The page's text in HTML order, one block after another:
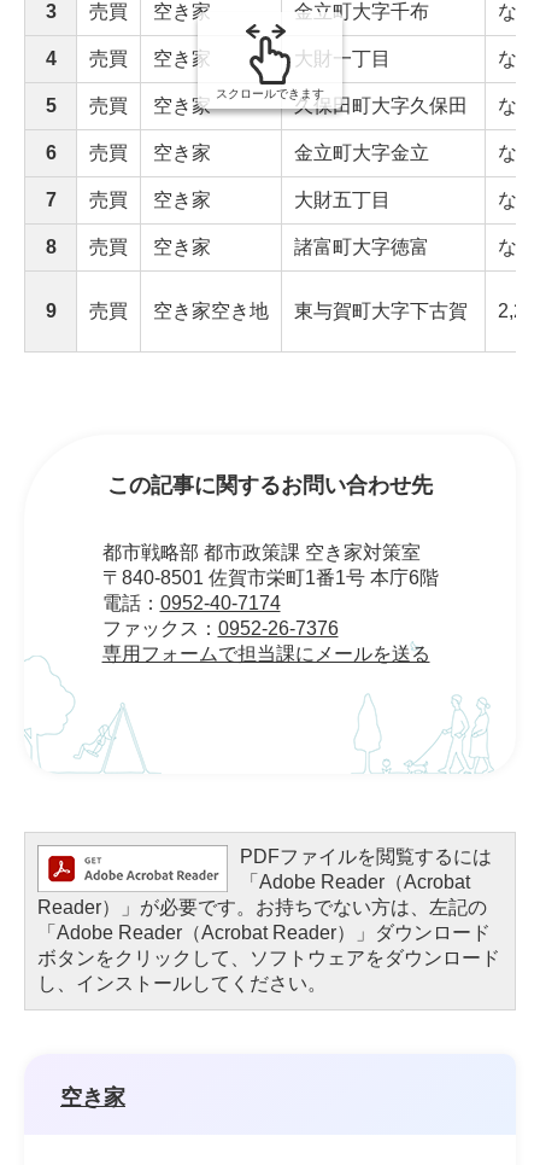
3 売買 空き家 金立町大字千布 なし
4 売買 空き家 大財一丁目 なし
5 売買 空き家 久保田町大字久保田 なし
6 売買 空き家 金立町大字金立 なし
7 売買 空き家 大財五丁目 なし
8 売買 空き家 諸富町大字徳富 なし
9 売買 空き家空き地 東与賀町大字下古賀
スクロールできます
この記事に関するお問い合わせ先
都市戦略部 都市政策課 空き家対策室
〒840-8501 佐賀市栄町1番1号 本庁6階
電話： 0952-40-7174
ファックス： 0952-26-7376
専用フォームで担当課にメールを送る
PDFファイルを閲覧するには
「Adobe Reader（Acrobat
Reader）」が必要です。お持ちでない方は、左記の
「Adobe Reader（Acrobat Reader）」ダウンロード
ボタンをクリックして、ソフトウェアをダウンロード
し、インストールしてください。
空き家